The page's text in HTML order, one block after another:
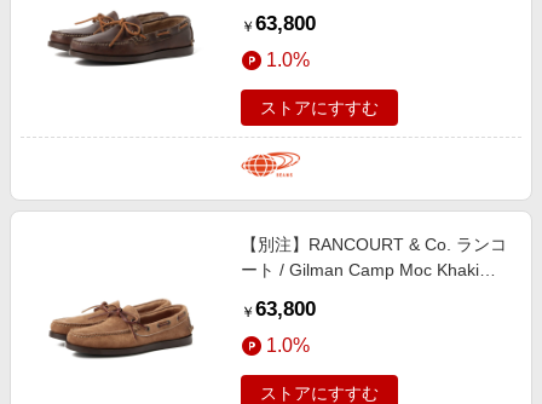
Carolina Brown 9
￥ 63,800
1.0%
ストアにすすむ
【別注】RANCOURT & Co. ランコ
ート / Gilman Camp Moc Khaki
￥ 63,800
1.0%
ストアにすすむ